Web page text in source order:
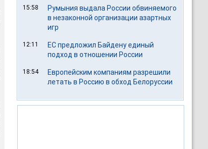
15:58
Румыния выдала России обвиняемого
в незаконной организации азартных
игр
12:11
ЕС предложил Байдену единый
подход в отношении России
18:54
Европейским компаниям разрешили
летать в Россию в обход Белоруссии